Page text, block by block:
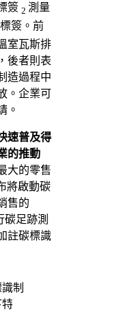
簽 2 測量
簽。前
室瓦斯排
後者則表
造過程中
。企業可
。
速普及得
的推動
大的零售
將啟動碳
售的
碳足跡測
註碳標識
制
特